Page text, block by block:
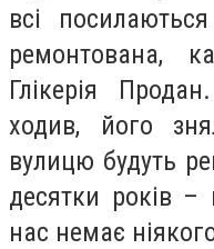
всі
ремонтована,
Глікерія
ходив, його
вулицю будуть
десятки років –
нас немає